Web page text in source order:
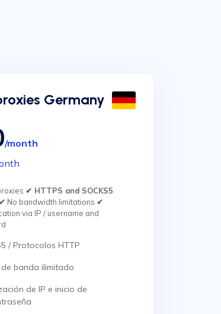
Germany
/month
✔ HTTPS and SOCKS5
✔ No bandwidth limitations ✔
via IP / username and
/ Protocolos HTTP
banda ilimitado
de IP e inicio de